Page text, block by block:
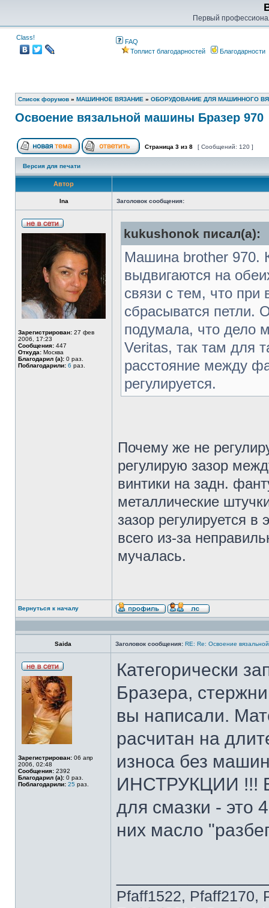
Первый
Class!
FAQ
Топлист благодарностей
Благодарности
Список форумов » МАШИННОЕ ВЯЗАНИЕ » ОБОРУДОВАНИЕ ДЛЯ МАШИННОГО
Освоение вязальной машины Бразер 970
Страница 3 из 8 [ Сообщений: 120 ]
Версия для печати
Автор
Ina Заголовок сообщения:
Зарегистрирован: 27 фев
2006, 17:23
Сообщения: 447
Откуда: Москва
Благодарил (а): 0 раз.
Поблагодарили: 6 раз.
kukushonok писал(а):
Машина brother 970.
выдвигаются на
связи с тем, что при
сбрасыватся петли.
подумала, что дело
Veritas, так там для
расстояние между
регулируется.
Почему же не
регулирую зазор
винтики на задн.
металлические
зазор регулируется
всего из-за
мучалась.
Вернуться к началу
Saida Заголовок сообщения: RE: Re: Освоение
Зарегистрирован: 06 апр
2006, 02:48
Сообщения: 2392
Благодарил (а): 0 раз.
Поблагодарили: 25 раз.
Категорически
Бразера,
вы написали.
расчитан на
износа без
ИНСТРУКЦИИ !!!
для смазки - это
них масло
Pfaff1522, Pfaff2170,